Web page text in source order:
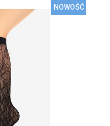
NOWOŚĆ